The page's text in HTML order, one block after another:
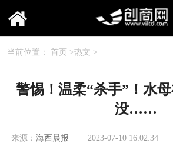
当前位置： 首页 >热文 >
警惕！温柔“杀手”！水
没……
来源： 海西晨报 2023-07-10 16:02:34